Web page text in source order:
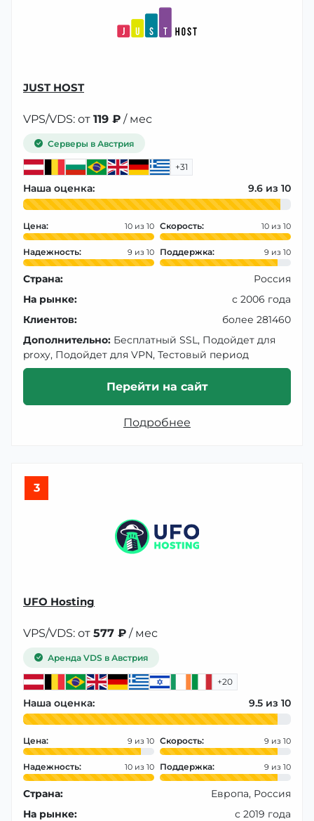
JUST HOST
VPS/VDS: от 119 ₽ / мес
Серверы в Австрия
+31
Наша оценка: 9.6
Цена: 10 Скорость: 10
Надежность: 9 Поддержка: 9
Страна:
Россия
На рынке:
с 2006 года
Клиентов:
более 281460
Дополнительно: Бесплатный SSL, Подойдет для
proxy, Подойдет для VPN, Тестовый период
Перейти на сайт
Подробнее
3
UFO Hosting
VPS/VDS: от 577 ₽ / мес
Аренда VDS в Австрия
+20
Наша оценка: 9.5
Цена: 9 Скорость: 9
Надежность: 10 Поддержка: 9
Страна:
Европа, Россия
На рынке:
с 2019 года